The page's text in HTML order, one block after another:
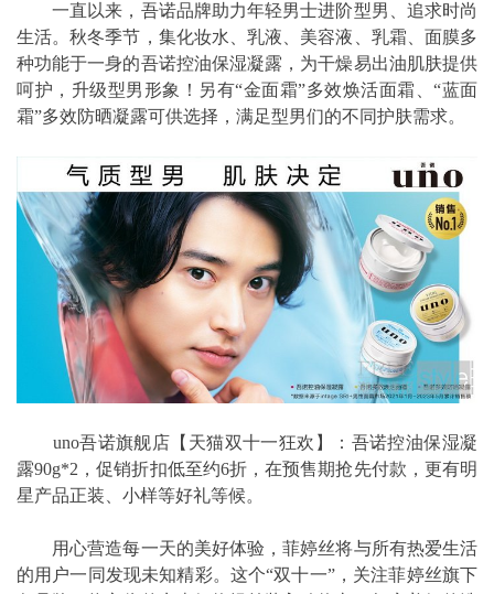
一直以来，吾诺品牌助力年轻男士进阶型男、追求时尚
生活。秋冬季节，集化妆水、乳液、美容液、乳霜、面膜多
种功能于一身的吾诺控油保湿凝露，为干燥易出油肌肤提供
呵护，升级型男形象！另有“金面霜”多效焕活面霜、“蓝面
霜”多效防晒凝露可供选择，满足型男们的不同护肤需求。
uno吾诺旗舰店【天猫双十一狂欢】：吾诺控油保湿凝
露90g*2，促销折扣低至约6折，在预售期抢先付款，更有明
星产品正装、小样等好礼等候。
用心营造每一天的美好体验，菲婷丝将与所有热爱生活
的用户一同发现未知精彩。这个“双十一”，关注菲婷丝旗下